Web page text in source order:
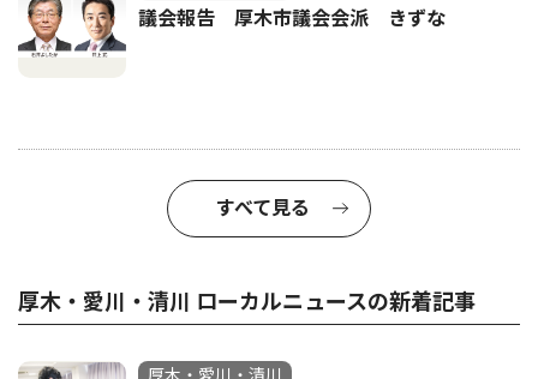
議会報告 厚木市議会会派 きずな
すべて見る
厚木・愛川・清川 ローカルニュースの新着記事